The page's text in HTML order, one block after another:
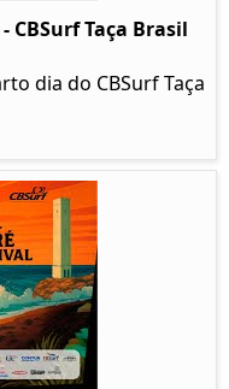
- CBSurf Taça Brasil
dia do CBSurf Taça